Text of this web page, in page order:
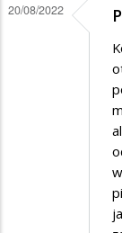
20/08/2022